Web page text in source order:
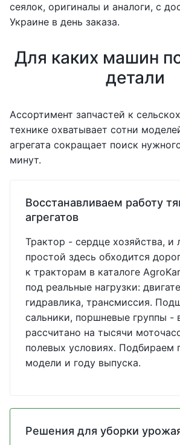
сеялок, оригиналы и аналоги, с
Украине в день заказа.
Для каких машин
детали
Ассортимент запчастей к
технике охватывает сотни
агрегата сокращает поиск
минут.
Восстанавливаем работу
агрегатов
Трактор - сердце хозяйства, и
простой здесь обходится
к тракторам в каталоге
под реальные нагрузки:
гидравлика, трансмиссия.
сальники, поршневые группы -
рассчитано на тысячи
полевых условиях. Подбираем
модели и году выпуска.
Решения для уборки